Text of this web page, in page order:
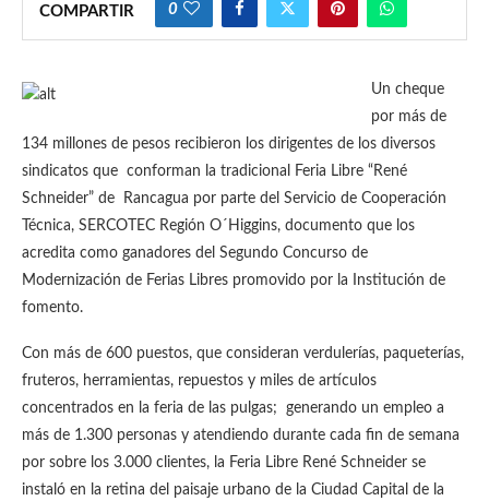
COMPARTIR 0
Un cheque
por más de
134 millones de pesos recibieron los dirigentes de los diversos
sindicatos que conforman la tradicional Feria Libre “René
Schneider” de Rancagua por parte del Servicio de Cooperación
Técnica, SERCOTEC Región O´Higgins, documento que los
acredita como ganadores del Segundo Concurso de
Modernización de Ferias Libres promovido por la Institución de
fomento.
Con más de 600 puestos, que consideran verdulerías, paqueterías,
fruteros, herramientas, repuestos y miles de artículos
concentrados en la feria de las pulgas; generando un empleo a
más de 1.300 personas y atendiendo durante cada fin de semana
por sobre los 3.000 clientes, la Feria Libre René Schneider se
instaló en la retina del paisaje urbano de la Ciudad Capital de la